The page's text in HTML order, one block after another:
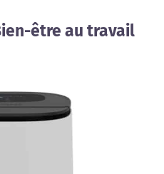
être au travail